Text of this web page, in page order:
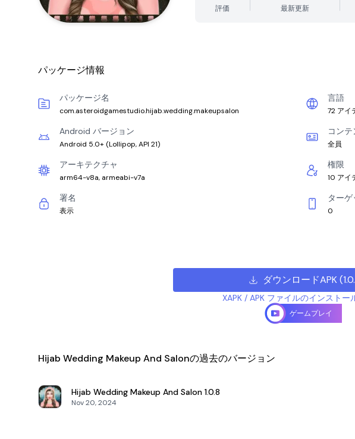
評価 最新更新
パッケージ情報
パッケージ名
com.asteroidgamestudio.hijab.wedding.makeupsalon
言語
72 アイ
Android バージョン
Android 5.0+ (Lollipop, API 21)
コン
全員
アーキテクチャ
arm64-v8a, armeabi-v7a
権限
10 アイ
署名
表示
ター
0
ダウンロードAPK(
XAPK / APK ファイルのインストー
ゲームプレイ
Hijab Wedding Makeup And Salonの過去のバージョン
Hijab Wedding Makeup And Salon 1.0.8
Nov 20, 2024